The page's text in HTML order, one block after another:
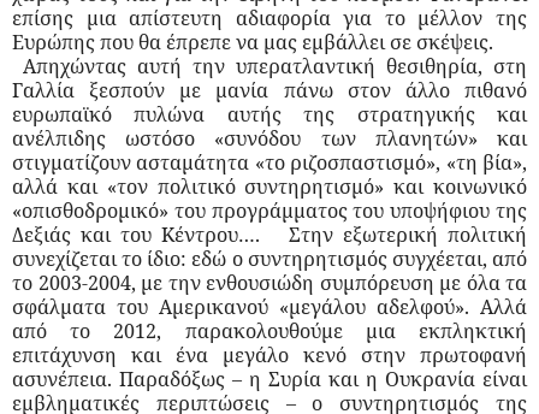
επίσης μια απίστευτη αδιαφορία για το μέλλον της
Ευρώπης που θα έπρεπε να μας εμβάλλει σε σκέψεις.
Απηχώντας αυτή την υπερατλαντική θεσιθηρία, στη
Γαλλία ξεσπούν με μανία πάνω στον άλλο πιθανό
ευρωπαϊκό πυλώνα αυτής της στρατηγικής και
ανέλπιδης ωστόσο «συνόδου των πλανητών» και
στιγματίζουν ασταμάτητα «το ριζοσπαστισμό», «τη βία»,
αλλά και «τον πολιτικό συντηρητισμό» και κοινωνικό
«οπισθοδρομικό» του προγράμματος του υποψήφιου της
Δεξιάς και του Κέντρου….
Στην εξωτερική πολιτική
συνεχίζεται το ίδιο: εδώ ο συντηρητισμός συγχέεται, από
το 2003-2004, με την ενθουσιώδη συμπόρευση με όλα τα
σφάλματα του Αμερικανού «μεγάλου αδελφού». Αλλά
από το 2012, παρακολουθούμε μια εκπληκτική
επιτάχυνση και ένα μεγάλο κενό στην πρωτοφανή
ασυνέπεια. Παραδόξως – η Συρία και η Ουκρανία είναι
εμβληματικές περιπτώσεις – ο συντηρητισμός της